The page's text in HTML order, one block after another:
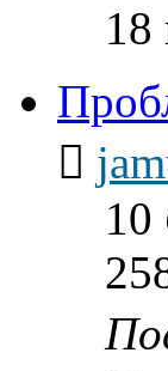
18
10